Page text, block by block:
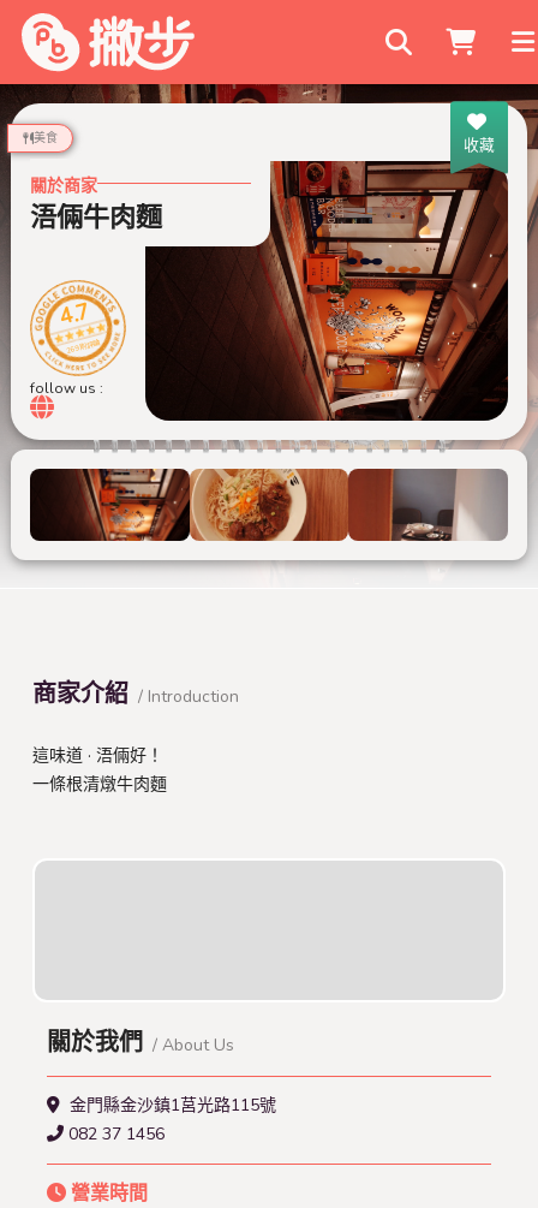
搜尋商家
收藏
美食
關於商家
浯倆牛肉麵
4.7
269 則評論
follow us :
商家介紹 / Introduction
這味道 · 浯倆好！
一條根清燉牛肉麵
關於我們 / About Us
金門縣金沙鎮1莒光路115號
082 37 1456
營業時間